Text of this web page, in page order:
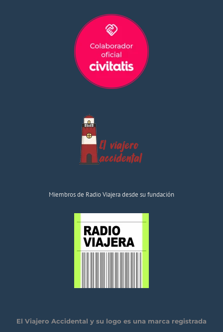
Miembros de Radio Viajera desde su fundación
El Viajero Accidental y su logo es una marca registrada